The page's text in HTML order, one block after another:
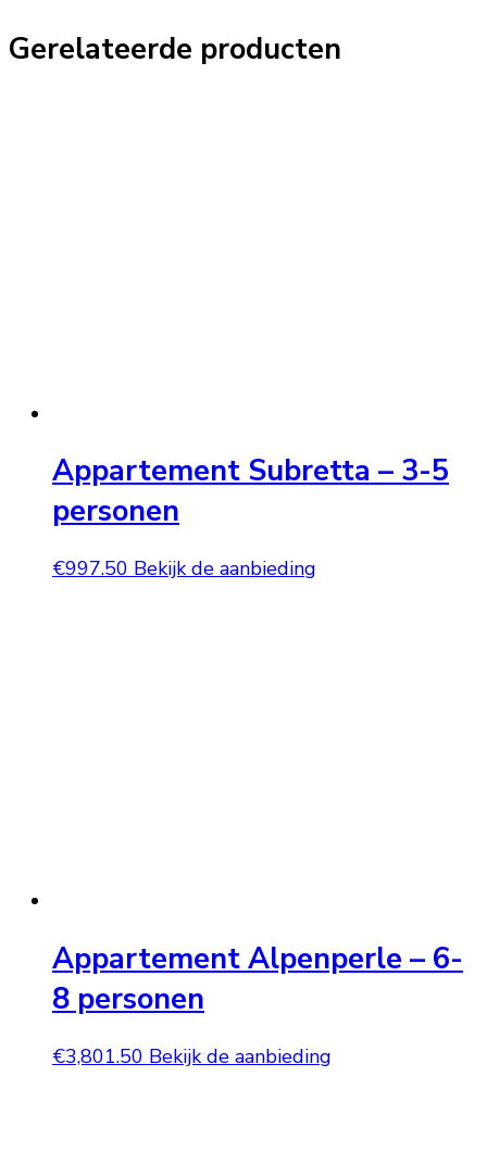
Gerelateerde producten
Appartement Subretta – 3-5
personen
€997.50 Bekijk de aanbieding
Appartement Alpenperle – 6-
8 personen
€3,801.50 Bekijk de aanbieding